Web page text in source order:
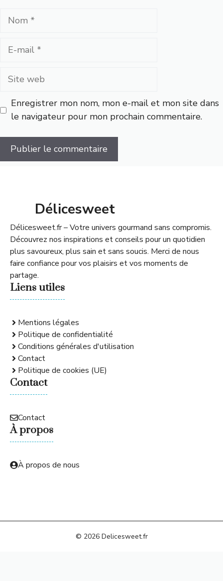
Nom
Site
Enregistrer mon nom, mon e-mail et mon site dans
le navigateur pour mon prochain commentaire.
Délicesweet
Délicesweet.fr – Votre univers gourmand sans compromis.
Découvrez nos inspirations et conseils pour un quotidien
plus savoureux, plus sain et sans soucis. Merci de nous
faire confiance pour vos plaisirs et vos moments de
partage.
Liens utiles
Mentions légales
Politique de confidentialité
Conditions générales d'utilisation
Contact
Politique de cookies (UE)
Contact
Contact
À propos
À propos de nous
© 2026 Delicesweet.fr